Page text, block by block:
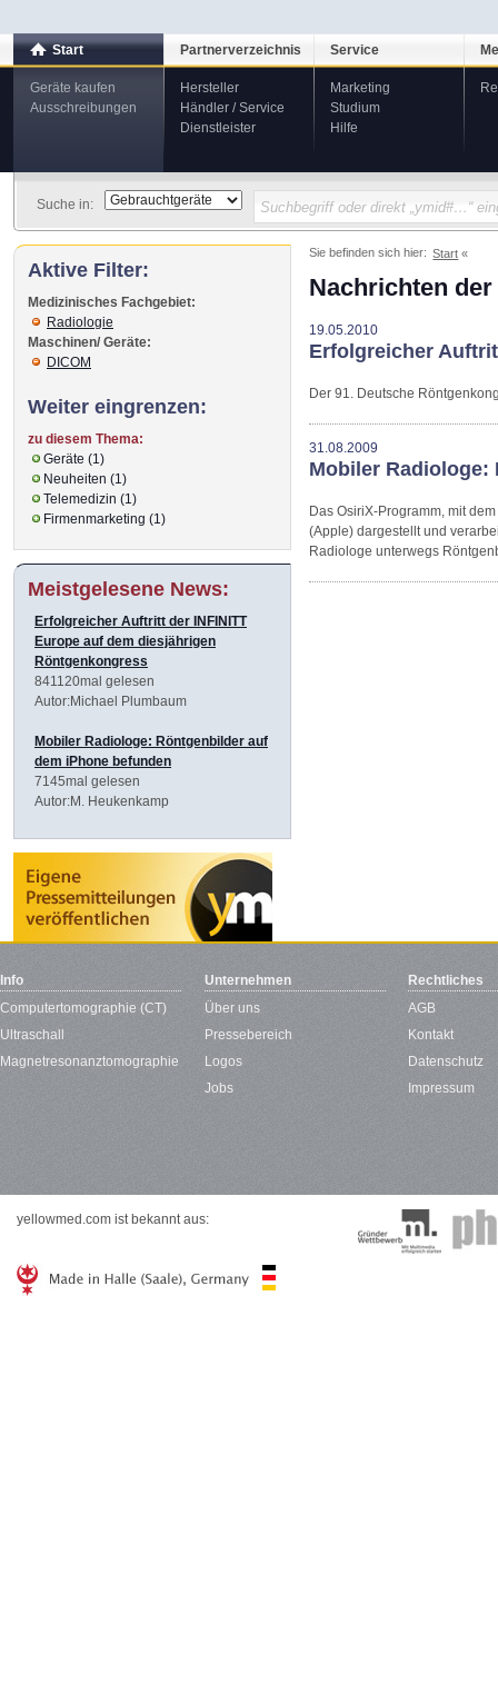
Start
Geräte kaufen
Ausschreibungen
Partnerverzeichnis
Hersteller
Händler / Service
Dienstleister
Service
Marketing
Studium
Hilfe
Suche in:
Sie befinden sich hier: Start
Nachrichten
19.05.2010
Erfolgreicher
Der 91. Deutsche
31.08.2009
Mobiler Radiologe:
Das OsiriX-Programm, mit
(Apple) dargestellt und
Radiologe unterwegs
Aktive Filter:
Medizinisches Fachgebiet:
Radiologie
Maschinen/ Geräte:
DICOM
Weiter eingrenzen:
zu diesem Thema:
Geräte (1)
Neuheiten (1)
Telemedizin (1)
Firmenmarketing (1)
Meistgelesene News:
Erfolgreicher Auftritt der INFINITT
Europe auf dem diesjährigen
Röntgenkongress
841120mal gelesen
Autor:Michael Plumbaum
Mobiler Radiologe: Röntgenbilder auf
dem iPhone befunden
7145mal gelesen
Autor:M. Heukenkamp
Info
Computertomographie (CT)
Ultraschall
Magnetresonanztomographie
Unternehmen
Über uns
Pressebereich
Logos
Jobs
Rechtliches
AGB
Kontakt
Datenschutz
Impressum
yellowmed.com ist bekannt aus: